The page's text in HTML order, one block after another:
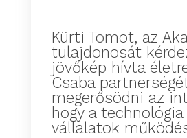
Kürti Tomot, az
tulajdonosát
jövőkép hívta
Csaba
megerősödni az
hogy a
vállalatok